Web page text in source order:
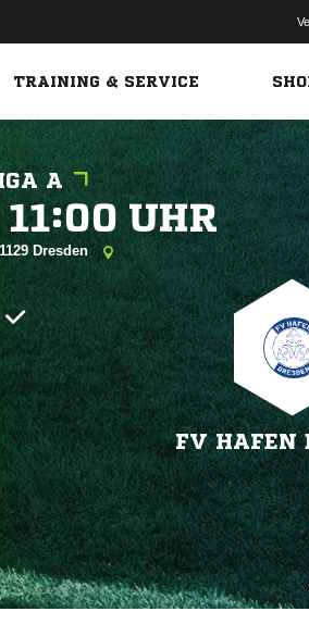
TRAINING & SERVICE
A
 
Dresden
FV HAFEN